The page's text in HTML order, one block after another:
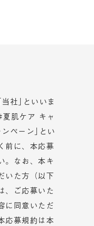
社｣といいま
肌ケア キャ
ペーン｣とい
前に、本応募
。なお、本キ
いた方（以下
、ご応募いた
に同意いただ
応募規約は本